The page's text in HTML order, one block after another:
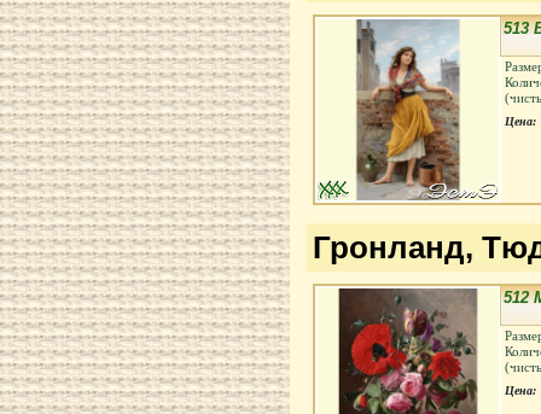
513
Цена:
Гронланд,
512
Цена: